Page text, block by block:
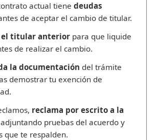
actual tiene deudas
de aceptar el cambio de titular.
el titular anterior para que liquide
de realizar el cambio.
la documentación del trámite
demostrar tu exención de
reclama por escrito a la
pruebas del acuerdo y
que te respalden.